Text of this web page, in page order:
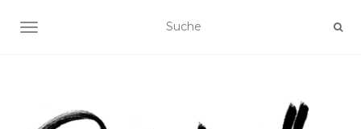
SCHALTE NAVIGATION